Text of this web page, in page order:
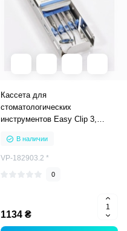
Кассета для
стоматологических
инструментов Easy Clip 3,
В наличии
VP-182903.2 *
0
1134 ₴